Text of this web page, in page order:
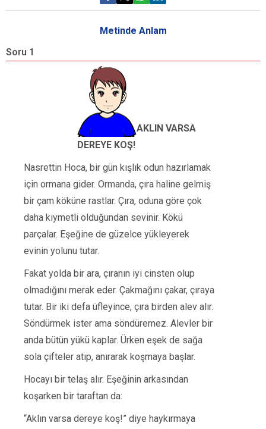
Metinde Anlam
Soru 1
AKLIN VARSA
DEREYE KOŞ!
Nasrettin Hoca, bir gün kışlık odun hazırlamak
için ormana gider. Ormanda, çıra haline gelmiş
bir çam köküne rastlar. Çıra, oduna göre çok
daha kıymetli olduğundan sevinir. Kökü
parçalar. Eşeğine de güzelce yükleyerek
evinin yolunu tutar.
Fakat yolda bir ara, çıranın iyi cinsten olup
olmadığını merak eder. Çakmağını çakar, çıraya
tutar. Bir iki defa üfleyince, çıra birden alev alır.
Söndürmek ister ama söndüremez. Alevler bir
anda bütün yükü kaplar. Ürken eşek de sağa
sola çifteler atıp, anırarak koşmaya başlar.
Hocayı bir telaş alır. Eşeğinin arkasından
koşarken bir taraftan da:
“Aklın varsa dereye koş!” diye haykırmaya